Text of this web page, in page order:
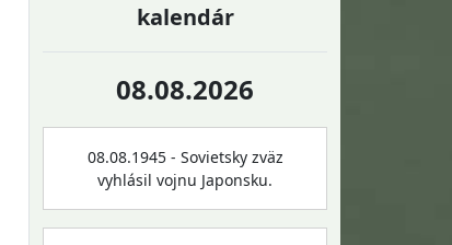
kalendár
08.08.2026
08.08.1945 - Sovietsky zväz
vyhlásil vojnu Japonsku.